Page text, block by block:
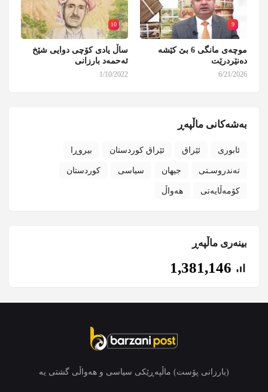
9
موچەی مانگی 6 بێ کێشە
دەنێردرێت
6/21/2026
10
ساڵ یادی کۆچی دوایی شێخ
ئەحمەد بارزانی
1/10/2022
بەشەکانی ماڵپەڕ
ئابوری ئێراق ئێراق کوردستان بیروڕا
تەندروسـتی جیهان سیاسی کوردستان
کۆمەڵایەتی هەواڵ
بینەری ماڵپەڕ
1,381,146
(بارزانی پۆست) ماڵپەڕێکی سیاسی و هەواڵی گشتی یە